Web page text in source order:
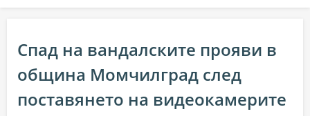
Спад на вандалските прояви в
община Момчилград след
поставянето на видеокамерите